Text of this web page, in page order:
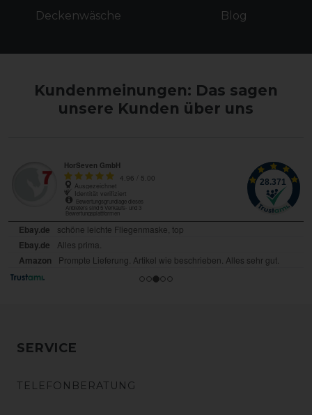
Deckenwäsche Blog
Kundenmeinungen: Das sagen
unsere Kunden über uns
SERVICE
TELEFONBERATUNG